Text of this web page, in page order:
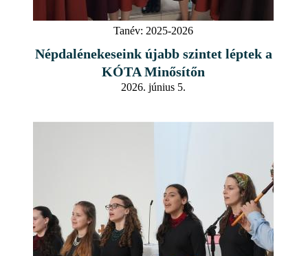
Tanév: 2025-2026
Népdalénekeseink újabb szintet léptek a
KÓTA Minősítőn
2026. június 5.